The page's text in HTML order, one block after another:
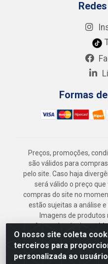
O nosso site coleta
terceiros para
personalizada ao
Formas
Preços, promoções,
são válidos para
pelo site. Caso haja
será válido o preço
compras do site no
estão sujeitas a análise
Imagens de
Armazém Jenipapo
Geral LTDA - Rua das
Recife/PE -